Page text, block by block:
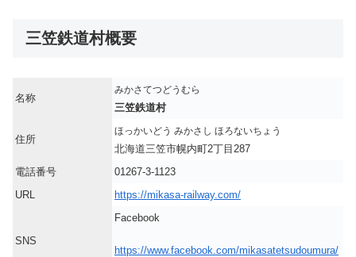
三笠鉄道村概要
名称
みかさてつどうむら
三笠鉄道村
住所
ほっかいどう みかさし ほろないちょう
北海道三笠市幌内町2丁目287
電話番号
01267-3-1123
URL
https://mikasa-railway.com/
SNS
Facebook
https://www.facebook.com/mikasatetsudoumura/